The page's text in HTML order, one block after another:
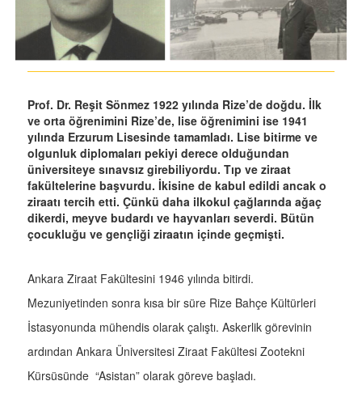
Prof. Dr. Reşit Sönmez 1922 yılında Rize’de doğdu. İlk
ve orta öğrenimini Rize’de, lise öğrenimini ise 1941
yılında Erzurum Lisesinde tamamladı. Lise bitirme ve
olgunluk diplomaları pekiyi derece olduğundan
üniversiteye sınavsız girebiliyordu. Tıp ve ziraat
fakültelerine başvurdu. İkisine de kabul edildi ancak o
ziraatı tercih etti. Çünkü daha ilkokul çağlarında ağaç
dikerdi, meyve budardı ve hayvanları severdi. Bütün
çocukluğu ve gençliği ziraatın içinde geçmişti.
Ankara Ziraat Fakültesini 1946 yılında bitirdi.
Mezuniyetinden sonra kısa bir süre Rize Bahçe Kültürleri
İstasyonunda mühendis olarak çalıştı. Askerlik görevinin
ardından Ankara Üniversitesi Ziraat Fakültesi Zootekni
Kürsüsünde “Asistan” olarak göreve başladı.